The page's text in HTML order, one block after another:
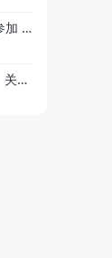
【知无不言 X 钱老师课堂】邀你参加 2024 亚马逊广告达人大赛！寻找最佳亚马逊广告投手！iPhone 15 Pro、Apple Watch、大疆无人机等众多奖品等你来拿！扫码立即参与！更新：2024/06/13战报
AOKOX傲鲲体验官种草推荐（9）关键词市场调研全攻略工具版①——以packing cubes市场为例